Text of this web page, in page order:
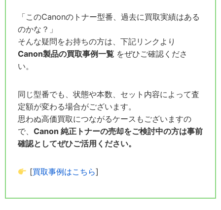
「このCanonのトナー型番、過去に買取実績はある
のかな？」
そんな疑問をお持ちの方は、下記リンクより
Canon製品の買取事例一覧 をぜひご確認くださ
い。
同じ型番でも、状態や本数、セット内容によって査
定額が変わる場合がございます。
思わぬ高価買取につながるケースもございますの
で、Canon 純正トナーの売却をご検討中の方は事前
確認としてぜひご活用ください。
[買取事例はこちら]